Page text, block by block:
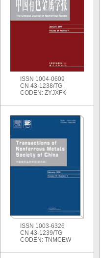
ISSN 1004-0609
CN 43-1238/TG
CODEN: ZYJXFK
ISSN 1003-6326
CN 43-1239/TG
CODEN: TNMCEW